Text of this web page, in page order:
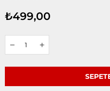
₺499,00